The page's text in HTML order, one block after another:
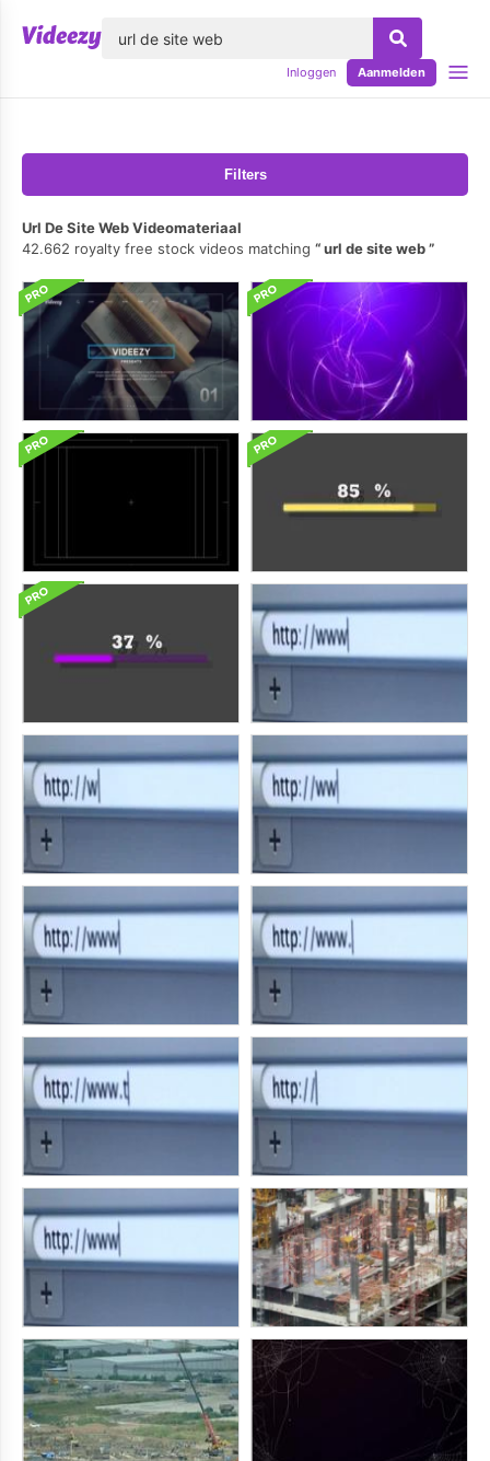
Inloggen Aanmelden
Filters
Url De Site Web Videomateriaal
42.662 royalty free stock videos matching
url de site web